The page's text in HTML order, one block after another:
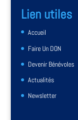
Lien utiles
Accueil
Faire Un DON
Devenir Bénévoles
Actualités
Newsletter